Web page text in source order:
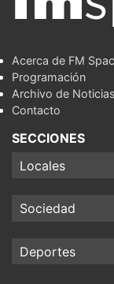
Acerca de FM
Programación
Archivo de Noticias
Contacto
SECCIONES
Locales
Sociedad
Deportes